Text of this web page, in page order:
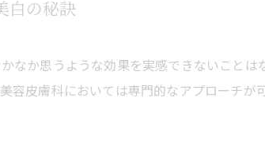
白の秘訣
なか思うような効果を実感できないことは
容皮膚科においては専門的なアプローチ